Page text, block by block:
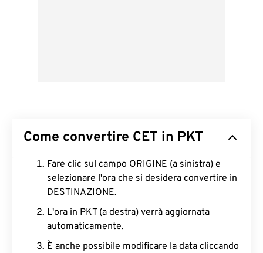
Come convertire CET in PKT
Fare clic sul campo ORIGINE (a sinistra) e
selezionare l'ora che si desidera convertire in
DESTINAZIONE.
L'ora in PKT (a destra) verrà aggiornata
automaticamente.
È anche possibile modificare la data cliccando